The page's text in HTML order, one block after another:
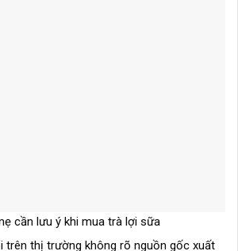
cần lưu ý khi mua trà lợi sữa
trên thị trường không rõ nguồn gốc xuất